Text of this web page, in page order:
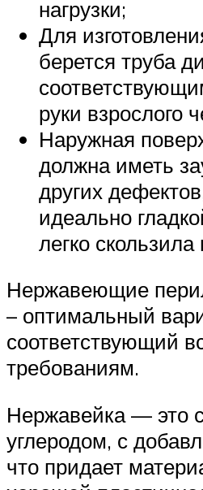
нагрузки;
Для
берется труба
руки взрослого
Наружная
должна иметь
других
идеально
легко скользила
Нержавеющие
– оптимальный
соответствующий
требованиям.
Нержавейка — это
углеродом, с
что придает